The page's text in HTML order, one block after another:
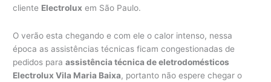
cliente Electrolux em São Paulo.
O verão esta chegando e com ele o calor intenso, nessa
época as assistências técnicas ficam congestionadas de
pedidos paraassistência técnica de eletrodomésticos
Electrolux Vila Maria Baixa, portanto não espere chegar o